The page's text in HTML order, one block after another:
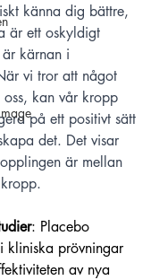
känna dig bättre,
är ett oskyldigt
kärnan i
vi tror att något
kan vår kropp
på ett positivt sätt
det. Det visar
är mellan
: Placebo
kliniska prövningar
av nya